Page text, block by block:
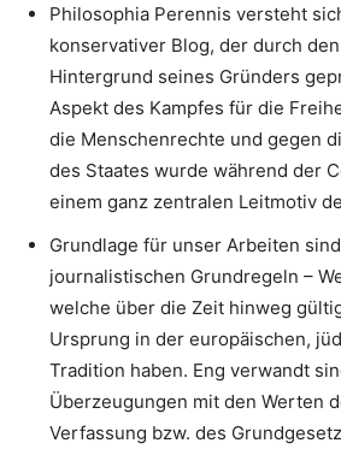
Philosophia Perennis versteht
konservativer Blog, der durch
Hintergrund seines Gründers
Aspekt des Kampfes für die
die Menschenrechte und gegen
des Staates wurde während der
einem ganz zentralen Leitmotiv
Grundlage für unser Arbeiten
journalistischen Grundregeln –
welche über die Zeit hinweg
Ursprung in der europäischen,
Tradition haben. Eng verwandt
Überzeugungen mit den Werten
Verfassung bzw. des